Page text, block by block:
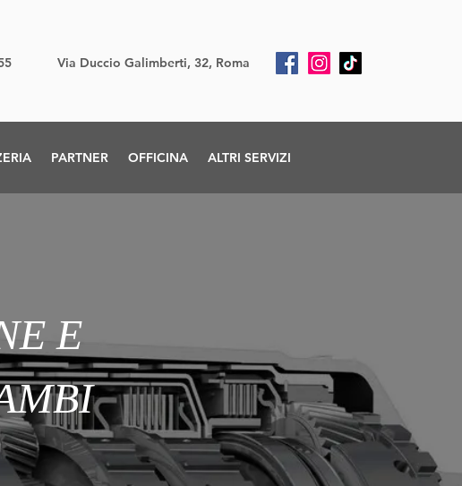
Via Duccio Galimberti, 32, Roma
PARTNER OFFICINA ALTRI SERVIZI
E